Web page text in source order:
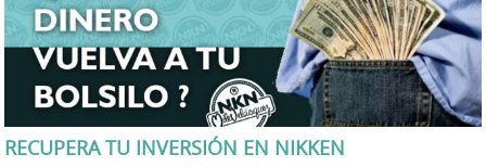
RECUPERA TU INVERSIÓN EN NIKKEN